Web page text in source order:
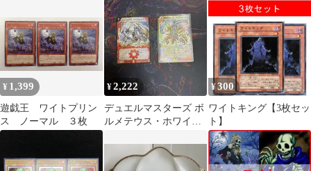
ド psa10
¥ 1,399
遊戯王 ワイトプリン
ス ノーマル ３枚
¥2,222
デュエルマスターズ ボ
ルメテウス・ホワイ
アルカディアス
¥300
ワイトキング【3枚セッ
ト】